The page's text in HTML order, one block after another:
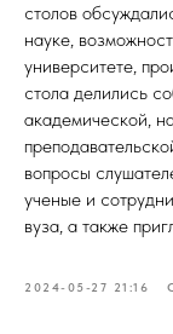
столов
науке,
университете,
стола делились
академической,
вопросы
ученые и
вуза, а также
2024-05-27 21:16